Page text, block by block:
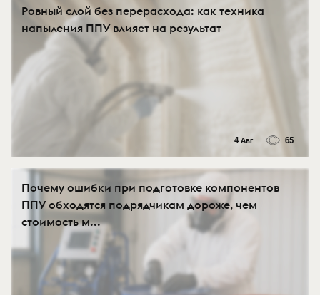
Ровный слой без перерасхода: как техника
напыления ППУ влияет на результат
4 Авг 65
Почему ошибки при подготовке компонентов
ППУ обходятся подрядчикам дороже, чем
стоимость м...